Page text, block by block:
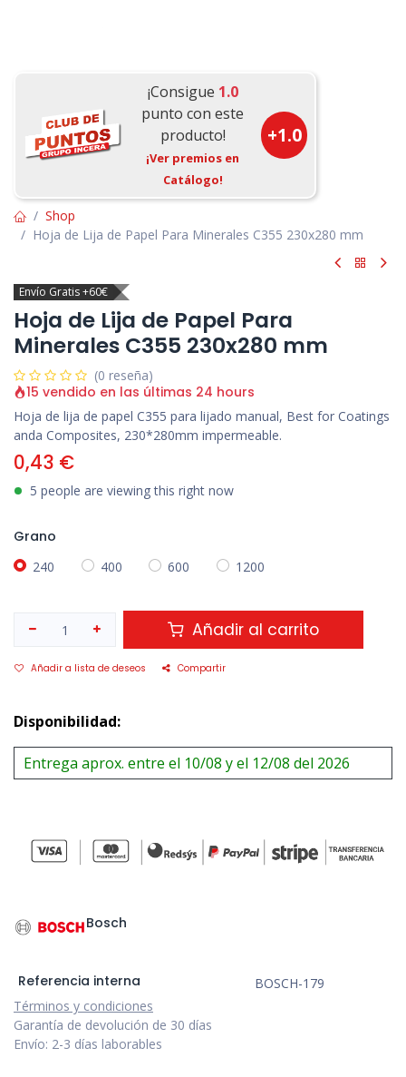
¡Consigue 1.0
punto con este
producto!
¡Ver premios en
Catálogo!
+1.0
Shop
Hoja de Lija de Papel Para Minerales C355 230x280 mm
Envío Gratis +60€
Hoja de Lija de Papel Para
Minerales C355 230x280 mm
(0 reseña)
15 vendido en las últimas 24 hours
Hoja de lija de papel C355 para lijado manual, Best for Coatings
anda Composites, 230*280mm impermeable.
0,43 €
5 people are viewing this right now
Grano
240 400 600 1200
Añadir al carrito
Añadir a lista de deseos Compartir
Disponibilidad:
Entrega aprox. entre el 10/08 y el 12/08 del 2026
Bosch
Referencia interna
BOSCH-179
Términos y condiciones
Garantía de devolución de 30 días
Envío: 2-3 días laborables